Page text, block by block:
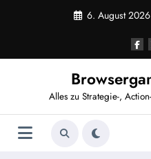
6. August 2026
Alles zu Strategie-,